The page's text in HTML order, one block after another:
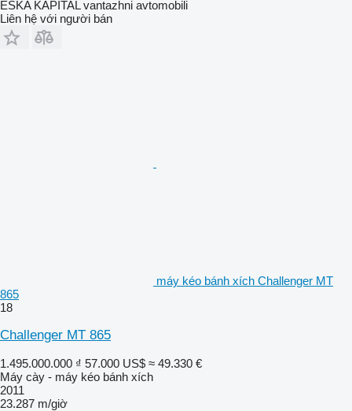
ESKA KAPITAL vantazhni avtomobili
Liên hệ với người bán
máy kéo bánh xích Challenger MT
865
18
Challenger MT 865
1.495.000.000 ₫ 57.000 US$ ≈ 49.330 €
Máy cày - máy kéo bánh xích
2011
23.287 m/giờ